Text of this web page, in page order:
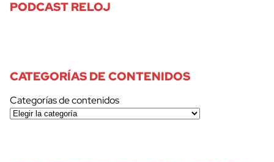
PODCAST RELOJ
CATEGORÍAS DE CONTENIDOS
Categorías de contenidos